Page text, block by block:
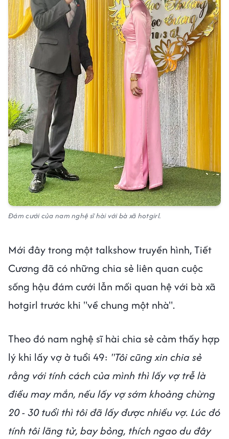
Đám cưới của nam nghệ sĩ hài với bà xã hotgirl.
Mới đây trong một talkshow truyền hình, Tiết
Cương đã có những chia sẻ liên quan cuộc
sống hậu đám cưới lẫn mối quan hệ với bà xã
hotgirl trước khi "về chung một nhà".
Theo đó nam nghệ sĩ hài chia sẻ cảm thấy hợp
lý khi lấy vợ ở tuổi 49: "Tôi cũng xin chia sẻ
rằng với tính cách của mình thì lấy vợ trễ là
điều may mắn, nếu lấy vợ sớm khoảng chừng
20 - 30 tuổi thì tôi đã lấy được nhiều vợ. Lúc đó
tính tôi lãng tử, bay bỏng, thích ngao du đây